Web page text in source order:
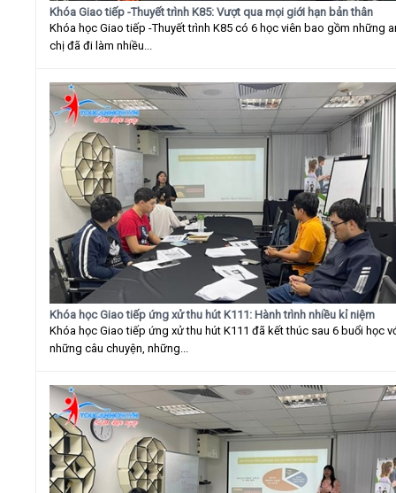
Khóa Giao tiếp -Thuyết trình K85: Vượt qua mọi giới hạn bản thân
Khóa học Giao tiếp -Thuyết trình K85 có 6 học viên bao gồm những
chị đã đi làm nhiều...
Khóa học Giao tiếp ứng xử thu hút K111: Hành trình nhiều kỉ niệm
Khóa học Giao tiếp ứng xử thu hút K111 đã kết thúc sau 6 buổi học
những câu chuyện, những...